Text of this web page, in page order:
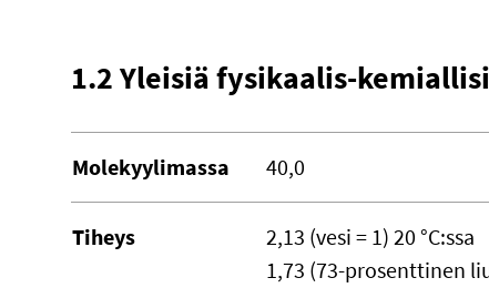
1.2 Yleisiä fysikaalis-
Molekyylimassa 40,0
Tiheys
2,13 (vesi = 1) 20 °C:ssa
1,73 (73-prosenttinen